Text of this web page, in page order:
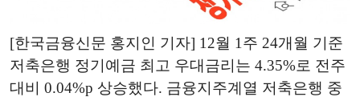
[한국금융신문 홍지인 기자] 12월 1주 24개월 기준
저축은행 정기예금 최고 우대금리는 4.35%로 전주
대비 0.04%p 상승했다. 금융지주계열 저축은행 중